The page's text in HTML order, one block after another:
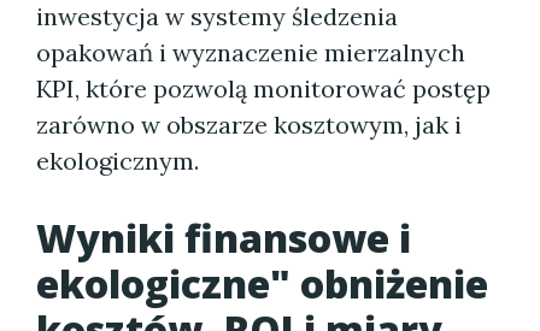
inwestycja w systemy śledzenia
opakowań i wyznaczenie mierzalnych
KPI, które pozwolą monitorować postęp
zarówno w obszarze kosztowym, jak i
ekologicznym.
Wyniki finansowe i
ekologiczne" obniżenie